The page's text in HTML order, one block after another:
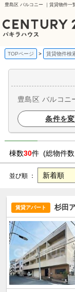
豊島区 バルコニー ｜賃貸物件一
TOPページ 賃貸物件検
豊島区 バルコニ
条件を
棟数30件 (総物件数
並び順 ：
賃貸アパート 杉田